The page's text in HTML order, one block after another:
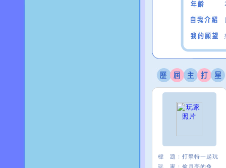
標 題： 打擊特一起玩
玩 家： 偷月亮的兔